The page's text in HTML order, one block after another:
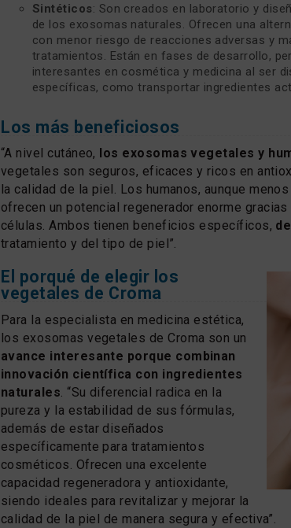
Sintéticos: Son creados en laboratorio y
de los exosomas naturales. Ofrecen una
con menor riesgo de reacciones adversas y
tratamientos. Están en fases de desarrollo,
interesantes en cosmética y medicina al ser
específicas, como transportar ingredientes
Los más beneficiosos
“A nivel cutáneo, los exosomas vegetales y
vegetales son seguros, eficaces y ricos en
la calidad de la piel. Los humanos, aunque
ofrecen un potencial regenerador enorme
células. Ambos tienen beneficios específicos,
tratamiento y del tipo de piel”.
El porqué de elegir los
vegetales de Croma
Para la especialista en medicina estética,
los exosomas vegetales de Croma son un
avance interesante porque combinan
innovación científica con ingredientes
naturales. “Su diferencial radica en la
pureza y la estabilidad de sus fórmulas,
además de estar diseñados
específicamente para tratamientos
cosméticos. Ofrecen una excelente
capacidad regeneradora y antioxidante,
siendo ideales para revitalizar y mejorar la
calidad de la piel de manera segura y efectiva”.